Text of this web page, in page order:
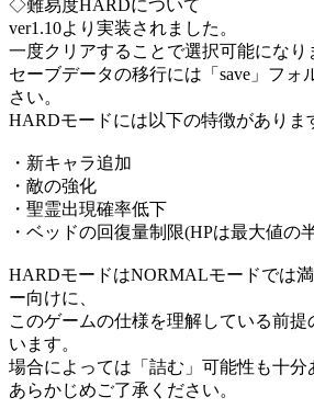
◇難易度HARDについて
ver1.10より実装されました。
一度クリアすることで選択可能になり
セーブデータの移行には「save」フォ
さい。
HARDモードには以下の特徴がありま
・新キャラ追加
・敵の強化
・聖霊出現確率低下
・ベッドの回復量制限(HPは最大値の
HARDモードはNORMALモードでは
ー向けに、
このゲームの仕様を理解している前提
います。
場合によっては「詰む」可能性も十分
あらかじめご了承ください。